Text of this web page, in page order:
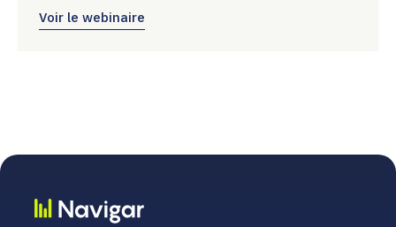
Voir le webinaire